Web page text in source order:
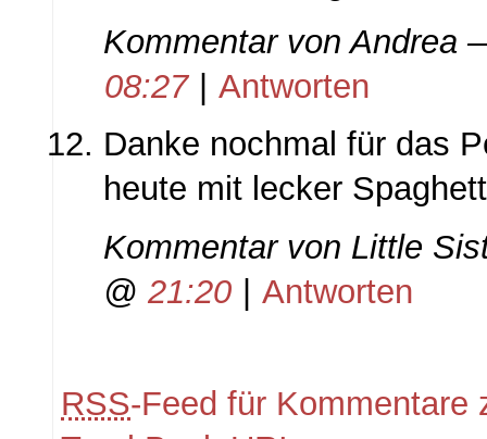
Kommentar vonAndrea
08:27 | Antworten
Danke nochmal für das
heute mit lecker
Kommentar von Little
@ 21:20 Antworten
RSS-Feed für Kommentare